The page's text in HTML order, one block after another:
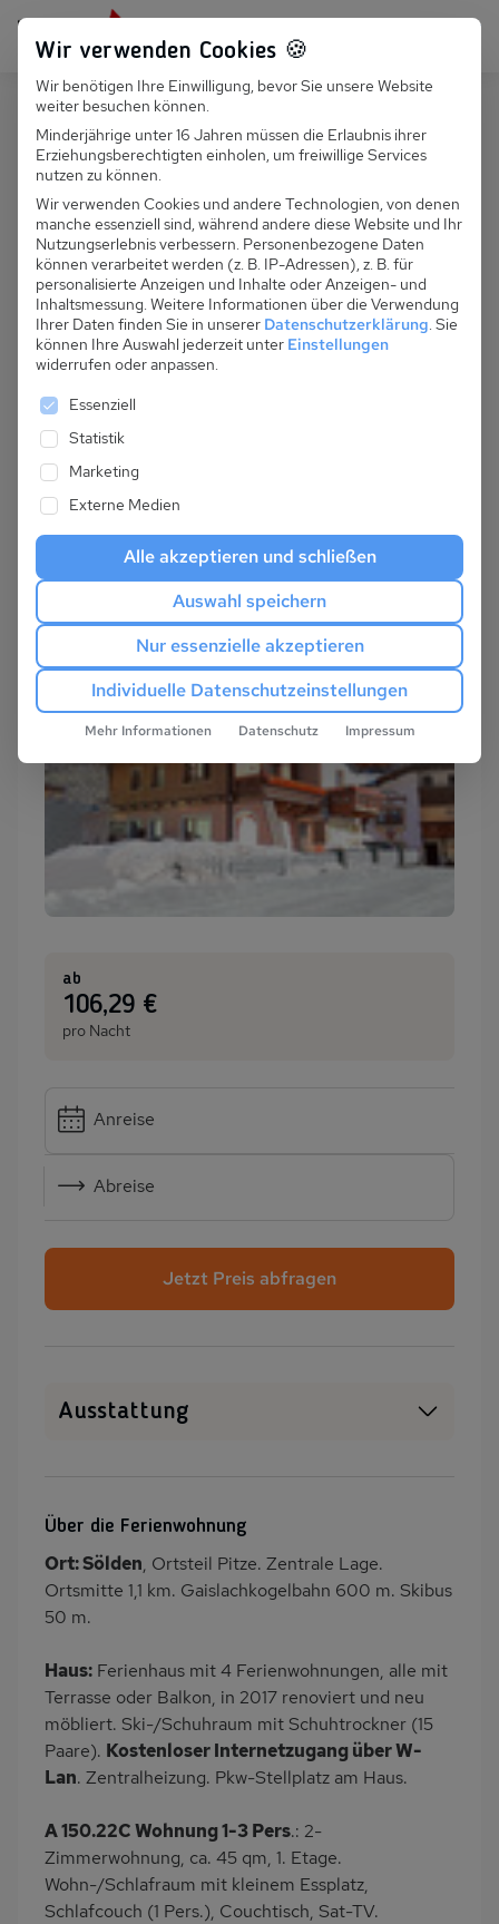
Persönlich für dich da: +49 251 899 050
Suchfeld
Suchen
A 150.022C - Fewo
Gletscherstraße, Top 4
ab
:106,29 €
pro Nacht
Anreise
Abreise
Jetzt Preis abfragen
Ausstattung
Balkon/Loggia
Küche
Geschirrspülmaschine
Kühlschrank
Über die Ferienwohnung
Ort: Sölden, Ortsteil Pitze. Zentrale Lage.
Ortsmitte 1,1 km. Gaislachkogelbahn 600 m. Skibus
50 m.
Haus: Ferienhaus mit 4 Ferienwohnungen, alle mit
Terrasse oder Balkon, in 2017 renoviert und neu
möbliert. Ski-/Schuhraum mit Schuhtrockner (15
Paare). Kostenloser Internetzugang über W-
Lan. Zentralheizung. Pkw-Stellplatz am Haus.
A 150.22C Wohnung 1-3 Pers.: 2-
Zimmerwohnung, ca. 45 qm, 1. Etage.
Wohn-/Schlafraum mit kleinem Essplatz,
Schlafcouch (1 Pers.), Couchtisch, Sat-TV.
Wir verwenden Cookies 🍪
Wir benötigen Ihre Einwilligung, bevor Sie unsere Website
weiter besuchen können.
Minderjährige unter 16 Jahren müssen die Erlaubnis ihrer
Erziehungsberechtigten einholen, um freiwillige Services
nutzen zu können.
Wir verwenden Cookies und andere Technologien, von denen
manche essenziell sind, während andere diese Website und Ihr
Nutzungserlebnis verbessern. Personenbezogene Daten
können verarbeitet werden (z. B. IP-Adressen), z. B. für
personalisierte Anzeigen und Inhalte oder Anzeigen- und
Inhaltsmessung. Weitere Informationen über die Verwendung
Ihrer Daten finden Sie in unserer Datenschutzerklärung. Sie
können Ihre Auswahl jederzeit unter Einstellungen
widerrufen oder anpassen.
Es folgt eine Liste der Service-Gruppen, für die
Essenziell
Statistik
Marketing
Externe Medien
Alle akzeptieren und schließen
Auswahl speichern
Nur essenzielle akzeptieren
Individuelle Datenschutzeinstellungen
Mehr Informationen Datenschutz Impressum